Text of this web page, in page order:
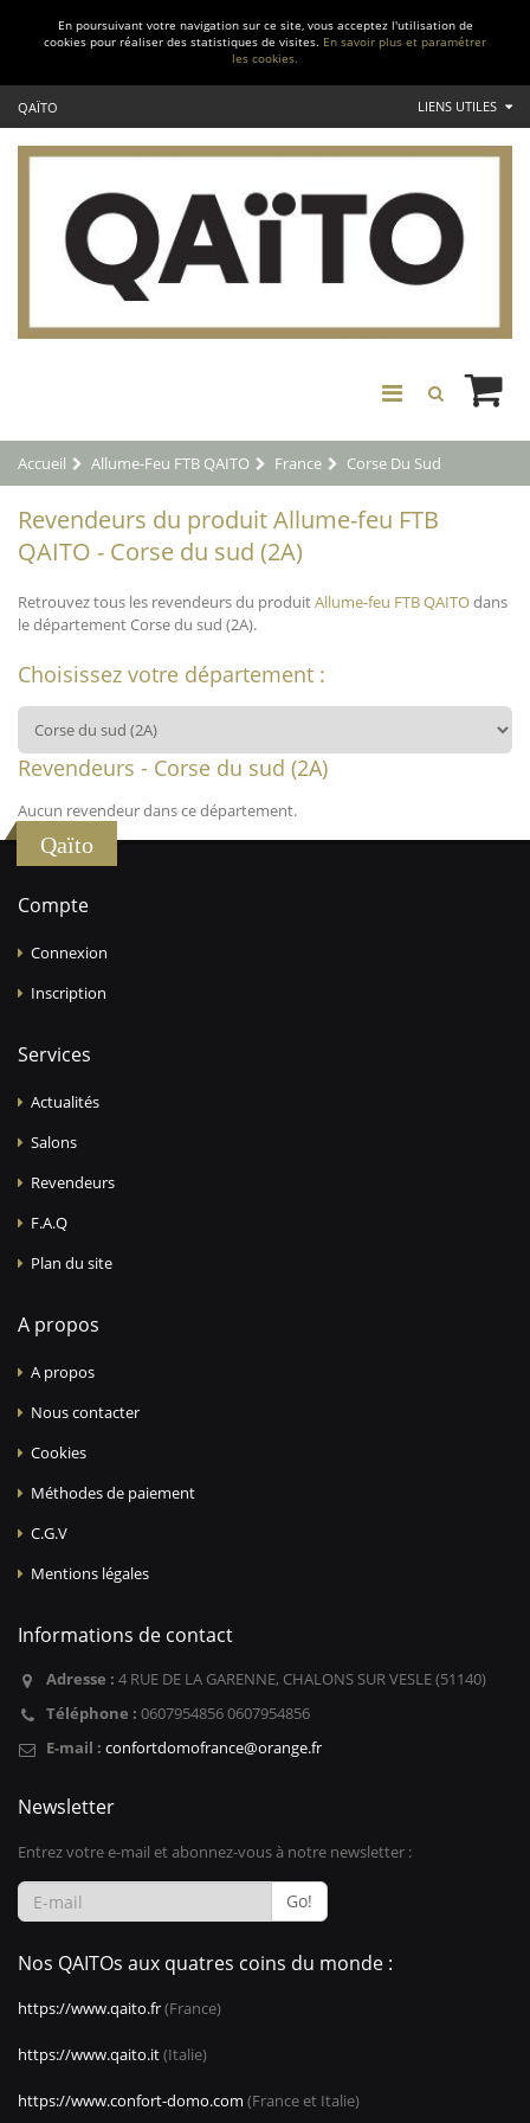
En poursuivant votre navigation sur ce site, vous acceptez l'utilisation de
cookies pour réaliser des statistiques de visites. En savoir plus et paramétrer
les cookies.
QAÏTO LIENS UTILES
Accueil Allume-Feu FTB QAITO France Corse Du Sud
Revendeurs du produit Allume-feu FTB
QAITO - Corse du sud (2A)
Retrouvez tous les revendeurs du produitAllume-feu FTB QAITOdans
le département Corse du sud (2A).
Choisissez votre département :
Revendeurs - Corse du sud (2A)
Aucun revendeur dans ce département.
Qaïto
Compte
Connexion
Inscription
Services
Actualités
Salons
Revendeurs
F.A.Q
Plan du site
A propos
A propos
Nous contacter
Cookies
Méthodes de paiement
C.G.V
Mentions légales
Informations de contact
Adresse : 4 RUE DE LA GARENNE, CHALONS SUR VESLE (51140)
Téléphone : 0607954856 0607954856
E-mail : confortdomofrance@orange.fr
Newsletter
Entrez votre e-mail et abonnez-vous à notre newsletter :
Go!
Nos QAITOs aux quatres coins du monde :
https://www.qaito.fr(France)
https://www.qaito.it(Italie)
https://www.confort-domo.com (France et Italie)